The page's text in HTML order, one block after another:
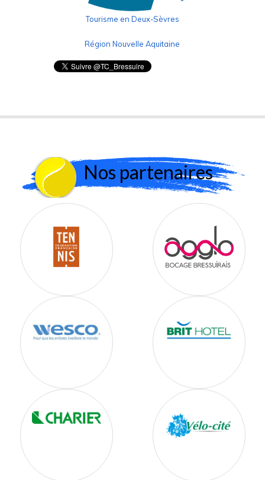
Tourisme en Deux-Sèvres
Région Nouvelle Aquitaine
Nos partenaires